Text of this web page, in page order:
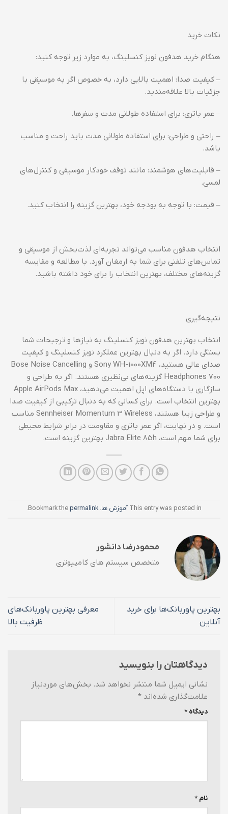
نکات خرید
هنگام خرید هدفون نویز کنسلینگ، به موارد زیر توجه کنید:
– کیفیت صدا: اهمیت بالایی دارد، به خصوص اگر به موسیقی با
جزئیات بالا علاقه‌مندید.
– عمر باتری: برای استفاده طولانی مدت و سفرها.
– راحتی و طراحی: برای استفاده طولانی مدت باید راحت و مناسب
باشد.
– قابلیت‌های هوشمند: مانند توقف خودکار موسیقی و کنترل‌های
لمسی.
– قیمت: با توجه به بودجه خود، بهترین گزینه را انتخاب کنید.
انتخاب هدفون مناسب می‌تواند تجربه‌ای لذت‌بخش از موسیقی و
تماس‌های تلفنی برای شما به ارمغان آورد. با مطالعه و مقایسه
گزینه‌های مختلف، بهترین انتخاب را برای خود داشته باشید.
نتیجه‌گیری
انتخاب بهترین هدفون نویز کنسلینگ به نیازها و ترجیحات شما
بستگی دارد. اگر به دنبال بهترین عملکرد نویز کنسلینگ و کیفیت
صدای عالی هستید، Sony WH-1000XM4 و Bose Noise Cancelling
Headphones 700 گزینه‌های بی‌نظیری هستند. اگر به طراحی و
سازگاری با دستگاه‌های اپل اهمیت می‌دهید، Apple AirPods Max
بهترین انتخاب است. برای کسانی که به دنبال ترکیبی از کیفیت صدا
و طراحی زیبا هستند، Sennheiser Momentum 3 Wireless مناسب
است. و در نهایت، اگر عمر باتری و مقاومت در برابر شرایط محیطی
برای شما مهم است، Jabra Elite 85h بهترین گزینه است.
This entry was posted in آموزش ها. Bookmark the
permalink
.
محمودرضا دانشور
متخصص سیستم های کامپیوتری
بهترین پاوربانک‌ها برای خرید
آنلاین
معرفی بهترین پاوربانک‌های
ظرفیت بالا
دیدگاهتان را بنویسید
نشانی ایمیل شما منتشر نخواهد شد. بخش‌های موردنیاز
علامت‌گذاری شده‌اند *
دیدگاه*
نام*